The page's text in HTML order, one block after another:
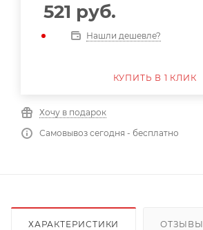
521 руб.
Нашли дешевле?
КУПИТЬ В 1 КЛИК
Хочу в подарок
Самовывоз сегодня - бесплатно
ХАРАКТЕРИСТИКИ ОТЗЫВЫ